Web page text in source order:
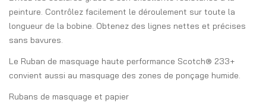
peinture. Contrôlez facilement le déroulement sur toute la
longueur de la bobine. Obtenez des lignes nettes et précises
sans bavures.
Le Ruban de masquage haute performance Scotch® 233+
convient aussi au masquage des zones de ponçage humide.
Rubans de masquage et papier